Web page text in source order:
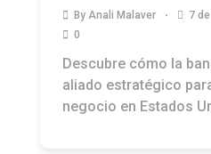
By Anali Malaver
7
0
Descubre cómo la
aliado estratégico
negocio en Estados